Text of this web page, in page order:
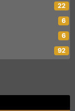
22
6
6
92